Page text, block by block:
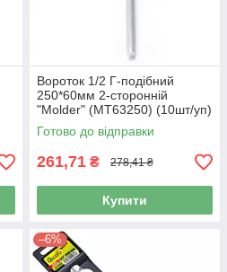
Вороток 1/2 Г-подібний
250*60мм 2-сторонній
"Molder" (МТ63250) (10шт/уп)
Готово до відправки
261,71 ₴ 278,41 ₴
Купити
–6%